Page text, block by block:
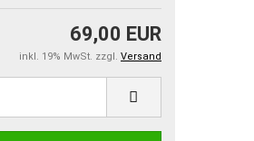
69,00 EUR
inkl. 19% MwSt. zzgl. Versand